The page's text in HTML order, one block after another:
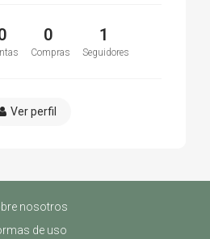
0
Compras
1
Seguidores
Ver perfil
nosotros
de uso